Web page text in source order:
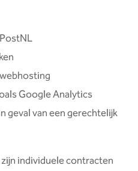
Google Analytics
geval van een gerechtelijk
individuele contracten